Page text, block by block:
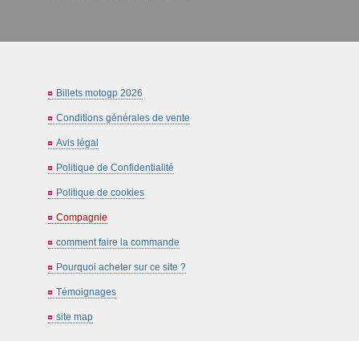
Billets motogp 2026
Conditions générales de vente
Avis légal
Politique de Confidentialité
Politique de cookies
Compagnie
comment faire la commande
Pourquoi acheter sur ce site ?
Témoignages
site map